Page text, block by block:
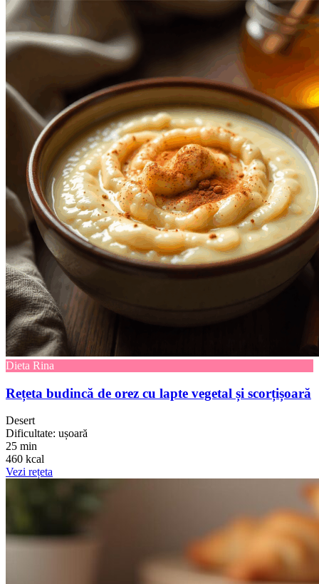
Dieta Rina
Rețeta budincă de orez cu lapte vegetal și scorțișoară
Desert
Dificultate: ușoară
25 min
460 kcal
Vezi rețeta